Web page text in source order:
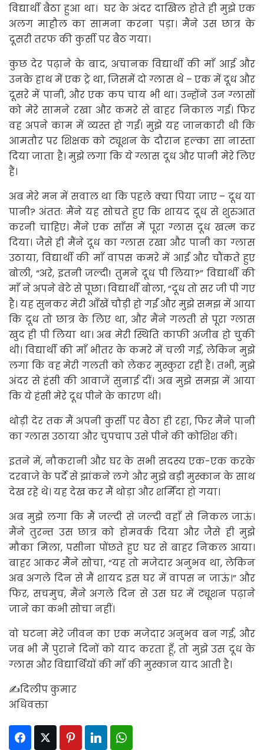
विद्यार्थी बैठा हुआ था। घर के अंदर दाखिल होते ही मुझे एक
अलग माहौल का सामना करना पड़ा। मैंने उस छात्र के
दूसरी तरफ की कुर्सी पर बैठ गया।
कुछ देर पढ़ाने के बाद, अचानक विद्यार्थी की माँ आई और
उनके हाथ में एक ट्रे था, जिसमें दो ग्लास थे – एक में दूध और
दूसरे में पानी, और एक कप चाय भी था। उन्होंने उन ग्लासों
को मेरे सामने रखा और कमरे से बाहर निकाल गई। फिर
वह अपने काम में व्यस्त हो गईं। मुझे यह जानकारी थी कि
आमतौर पर शिक्षक को ट्यूशन के दौरान हल्का सा नास्ता
दिया जाता है। मुझे लगा कि ये ग्लास दूध और पानी मेरे लिए
हैं।
अब मेरे मन में सवाल था कि पहले क्या पिया जाए – दूध या
पानी? अंततः मैंने यह सोचते हुए कि शायद दूध से शुरुआत
करनी चाहिए। मैंने एक साँस में पूरा ग्लास दूध खत्म कर
दिया। जैसे ही मैंने दूध का ग्लास रखा और पानी का ग्लास
उठाया, विद्यार्थी की माँ वापस कमरे में आई और चौंकते हुए
बोली, “अरे, इतनी जल्दी! तुमने दूध पी लिया?” विद्यार्थी की
माँ ने अपने बेटे से पूछा। विद्यार्थी बोला, “दूध तो सर जी पी गए
है। यह सुनकर मेरी आँखें चौड़ी हो गईं और मुझे समझ में आया
कि दूध तो छात्र के लिए था, और मैंने गलती से पूरा ग्लास
खुद ही पी लिया था। अब मेरी स्थिति काफी अजीब हो चुकी
थी। विद्यार्थी की माँ भीतर के कमरे में चली गई, लेकिन मुझे
लगा कि वह मेरी गलती को लेकर मुस्कुरा रही हैं। तभी, मुझे
अंदर से हंसी की आवाजें सुनाई दीं। अब मुझे समझ में आया
कि ये हंसी मेरे दूध पीने के कारण थी।
थोड़ी देर तक मैं अपनी कुर्सी पर बैठा ही रहा, फिर मैंने पानी
का ग्लास उठाया और चुपचाप उसे पीने की कोशिश की।
इतने में, नौकरानी और घर के सभी सदस्य एक-एक करके
दरवाजे के पर्दे से झांकने लगे और मुझे बड़ी मुस्कान के साथ
देख रहे थे। यह देख कर मैं थोड़ा और शर्मिंदा हो गया।
अब मुझे लगा कि मैं जल्दी से जल्दी वहाँ से निकल जाऊं।
मैंने तुरन्त उस छात्र को होमवर्क दिया और जैसे ही मुझे
मौका मिला, पसीना पोंछते हुए घर से बाहर निकल आया।
बाहर आकर मैंने सोचा, “यह तो मजेदार अनुभव था, लेकिन
अब अगले दिन से मैं शायद इस घर में वापस न जाऊं।” और
फिर, सचमुच, मैंने अगले दिन से उस घर में ट्यूशन पढ़ाने
जाने का कभी सोचा नहीं।
वो घटना मेरे जीवन का एक मजेदार अनुभव बन गई, और
जब भी मैं पुराने दिनों को याद करता हूँ, तो मुझे उस दूध के
ग्लास और विद्यार्थियों की माँ की मुस्कान याद आती है।
✍दिलीप कुमार
अधिवक्ता
FacebookTwitter PinterestLinkedIn